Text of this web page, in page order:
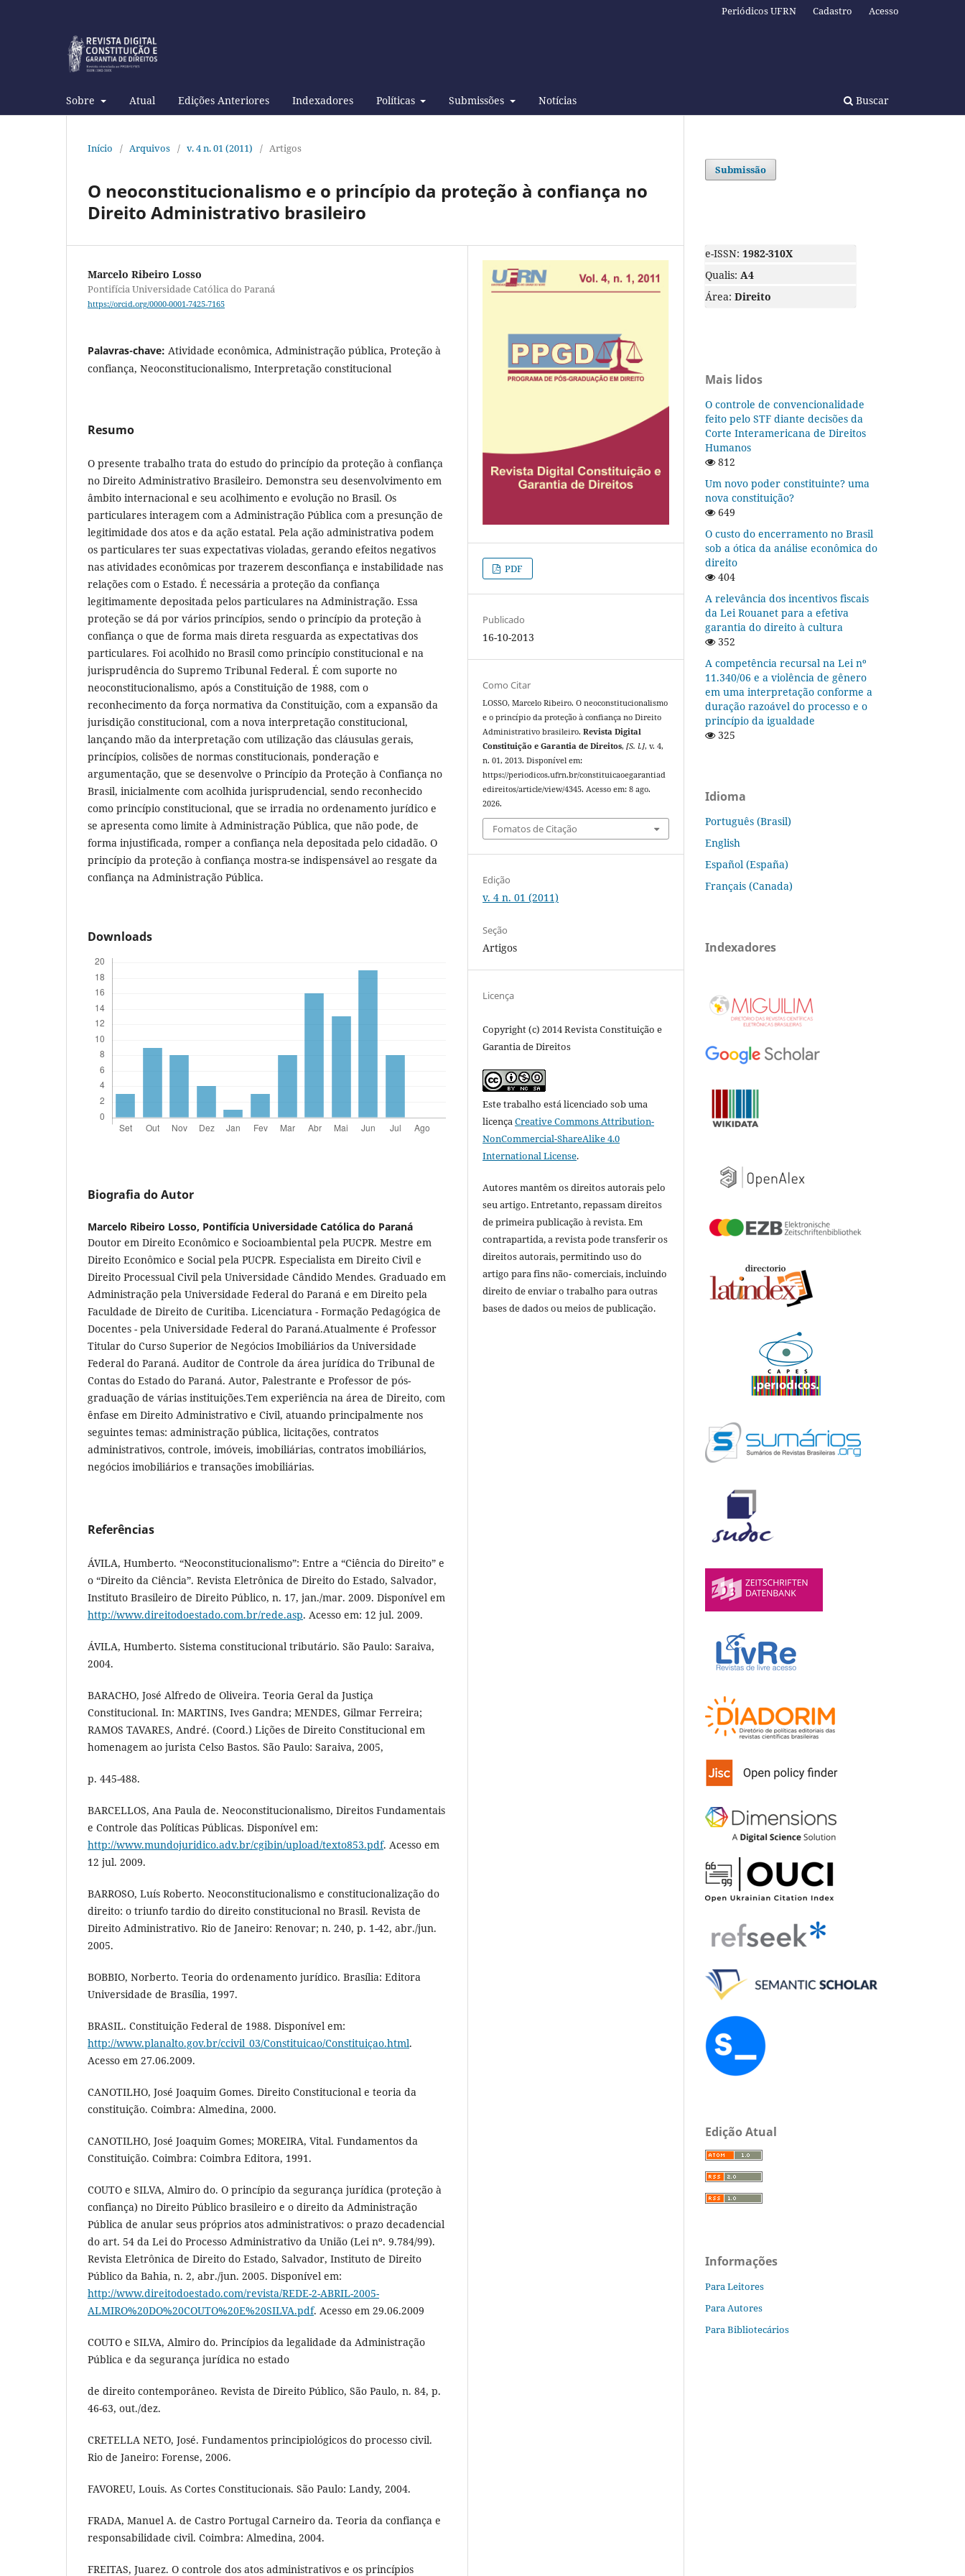
Sobre Atual Edições Anteriores Indexadores Políticas Submissões Notícias Buscar
Periódicos UFRN Cadastro Acesso
Início / Arquivos / v. 4 n. 01 (2011) / Artigos
O neoconstitucionalismo e o princípio da proteção à confiança no
Direito Administrativo brasileiro
Marcelo Ribeiro Losso
Pontifícia Universidade Católica do Paraná
https://orcid.org/0000-0001-7425-7165
Palavras-chave: Atividade econômica, Administração pública, Proteção à
confiança, Neoconstitucionalismo, Interpretação constitucional
Resumo
O presente trabalho trata do estudo do princípio da proteção à confiança
no Direito Administrativo Brasileiro. Demonstra seu desenvolvimento em
âmbito internacional e seu acolhimento e evolução no Brasil. Os
particulares interagem com a Administração Pública com a presunção de
legitimidade dos atos e da ação estatal. Pela ação administrativa podem
os particulares ter suas expectativas violadas, gerando efeitos negativos
nas atividades econômicas por trazerem desconfiança e instabilidade nas
relações com o Estado. É necessária a proteção da confiança
legitimamente depositada pelos particulares na Administração. Essa
proteção se dá por vários princípios, sendo o princípio da proteção à
confiança o que de forma mais direta resguarda as expectativas dos
particulares. Foi acolhido no Brasil como princípio constitucional e na
jurisprudência do Supremo Tribunal Federal. É com suporte no
neoconstitucionalismo, após a Constituição de 1988, com o
reconhecimento da força normativa da Constituição, com a expansão da
jurisdição constitucional, com a nova interpretação constitucional,
lançando mão da interpretação com utilização das cláusulas gerais,
princípios, colisões de normas constitucionais, ponderação e
argumentação, que se desenvolve o Princípio da Proteção à Confiança no
Brasil, inicialmente com acolhida jurisprudencial, sendo reconhecido
como princípio constitucional, que se irradia no ordenamento jurídico e
se apresenta como limite à Administração Pública, que não pode, de
forma injustificada, romper a confiança nela depositada pelo cidadão. O
princípio da proteção à confiança mostra-se indispensável ao resgate da
confiança na Administração Pública.
Downloads
Biografia do Autor
Marcelo Ribeiro Losso, Pontifícia Universidade Católica do Paraná
Doutor em Direito Econômico e Socioambiental pela PUCPR. Mestre em
Direito Econômico e Social pela PUCPR. Especialista em Direito Civil e
Direito Processual Civil pela Universidade Cândido Mendes. Graduado em
Administração pela Universidade Federal do Paraná e em Direito pela
Faculdade de Direito de Curitiba. Licenciatura - Formação Pedagógica de
Docentes - pela Universidade Federal do Paraná.Atualmente é Professor
Titular do Curso Superior de Negócios Imobiliários da Universidade
Federal do Paraná. Auditor de Controle da área jurídica do Tribunal de
Contas do Estado do Paraná. Autor, Palestrante e Professor de pós-
graduação de várias instituições.Tem experiência na área de Direito, com
ênfase em Direito Administrativo e Civil, atuando principalmente nos
seguintes temas: administração pública, licitações, contratos
administrativos, controle, imóveis, imobiliárias, contratos imobiliários,
negócios imobiliários e transações imobiliárias.
Referências
ÁVILA, Humberto. “Neoconstitucionalismo”: Entre a “Ciência do Direito” e
o “Direito da Ciência”. Revista Eletrônica de Direito do Estado, Salvador,
Instituto Brasileiro de Direito Público, n. 17, jan./mar. 2009. Disponível em
http://www.direitodoestado.com.br/rede.asp. Acesso em: 12 jul. 2009.
ÁVILA, Humberto. Sistema constitucional tributário. São Paulo: Saraiva,
2004.
BARACHO, José Alfredo de Oliveira. Teoria Geral da Justiça
Constitucional. In: MARTINS, Ives Gandra; MENDES, Gilmar Ferreira;
RAMOS TAVARES, André. (Coord.) Lições de Direito Constitucional em
homenagem ao jurista Celso Bastos. São Paulo: Saraiva, 2005,
p. 445-488.
BARCELLOS, Ana Paula de. Neoconstitucionalismo, Direitos Fundamentais
e Controle das Políticas Públicas. Disponível em:
http://www.mundojuridico.adv.br/cgibin/upload/texto853.pdf. Acesso em
12 jul. 2009.
BARROSO, Luís Roberto. Neoconstitucionalismo e constitucionalização do
direito: o triunfo tardio do direito constitucional no Brasil. Revista de
Direito Administrativo. Rio de Janeiro: Renovar; n. 240, p. 1-42, abr./jun.
2005.
BOBBIO, Norberto. Teoria do ordenamento jurídico. Brasília: Editora
Universidade de Brasília, 1997.
BRASIL. Constituição Federal de 1988. Disponível em:
http://www.planalto.gov.br/ccivil_03/Constituicao/Constituiçao.html.
Acesso em 27.06.2009.
CANOTILHO, José Joaquim Gomes. Direito Constitucional e teoria da
constituição. Coimbra: Almedina, 2000.
CANOTILHO, José Joaquim Gomes; MOREIRA, Vital. Fundamentos da
Constituição. Coimbra: Coimbra Editora, 1991.
COUTO e SILVA, Almiro do. O princípio da segurança jurídica (proteção à
confiança) no Direito Público brasileiro e o direito da Administração
Pública de anular seus próprios atos administrativos: o prazo decadencial
do art. 54 da Lei do Processo Administrativo da União (Lei nº. 9.784/99).
Revista Eletrônica de Direito do Estado, Salvador, Instituto de Direito
Público da Bahia, n. 2, abr./jun. 2005. Disponível em:
http://www.direitodoestado.com/revista/REDE-2-ABRIL-2005-
ALMIRO%20DO%20COUTO%20E%20SILVA.pdf. Acesso em 29.06.2009
COUTO e SILVA, Almiro do. Princípios da legalidade da Administração
Pública e da segurança jurídica no estado
de direito contemporâneo. Revista de Direito Público, São Paulo, n. 84, p.
46-63, out./dez.
CRETELLA NETO, José. Fundamentos principiológicos do processo civil.
Rio de Janeiro: Forense, 2006.
FAVOREU, Louis. As Cortes Constitucionais. São Paulo: Landy, 2004.
FRADA, Manuel A. de Castro Portugal Carneiro da. Teoria da confiança e
responsabilidade civil. Coimbra: Almedina, 2004.
FREITAS, Juarez. O controle dos atos administrativos e os princípios
PDF
Publicado
16-10-2013
Como Citar
LOSSO, Marcelo Ribeiro. O neoconstitucionalismo
e o princípio da proteção à confiança no Direito
Administrativo brasileiro.Revista Digital
Constituição e Garantia de Direitos,[S. l.], v. 4,
n. 01, 2013. Disponível em:
https://periodicos.ufrn.br/constituicaoegarantiad
edireitos/article/view/4345. Acesso em: 8 ago.
2026.
Fomatos de Citação
Edição
v. 4 n. 01 (2011)
Seção
Artigos
Licença
Copyright (c) 2014 Revista Constituição e
Garantia de Direitos
Este trabalho está licenciado sob uma
licençaCreative Commons Attribution-
NonCommercial-ShareAlike 4.0
International License.
Autores mantêm os direitos autorais pelo
seu artigo. Entretanto, repassam direitos
de primeira publicação à revista. Em
contrapartida, a revista pode transferir os
direitos autorais, permitindo uso do
artigo para fins não- comerciais, incluindo
direito de enviar o trabalho para outras
bases de dados ou meios de publicação.
Submissão
e-ISSN: 1982-310X
Qualis: A4
Área: Direito
Mais lidos
O controle de convencionalidade
feito pelo STF diante decisões da
Corte Interamericana de Direitos
Humanos
812
Um novo poder constituinte? uma
nova constituição?
649
O custo do encerramento no Brasil
sob a ótica da análise econômica do
direito
404
A relevância dos incentivos fiscais
da Lei Rouanet para a efetiva
garantia do direito à cultura
352
A competência recursal na Lei nº
11.340/06 e a violência de gênero
em uma interpretação conforme a
duração razoável do processo e o
princípio da igualdade
325
Idioma
Português (Brasil)
English
Español (España)
Français (Canada)
Indexadores
Edição Atual
Informações
Para Leitores
Para Autores
Para Bibliotecários